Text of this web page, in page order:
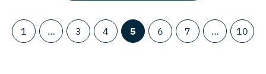
1 … 3 4 5 6 7 … 10